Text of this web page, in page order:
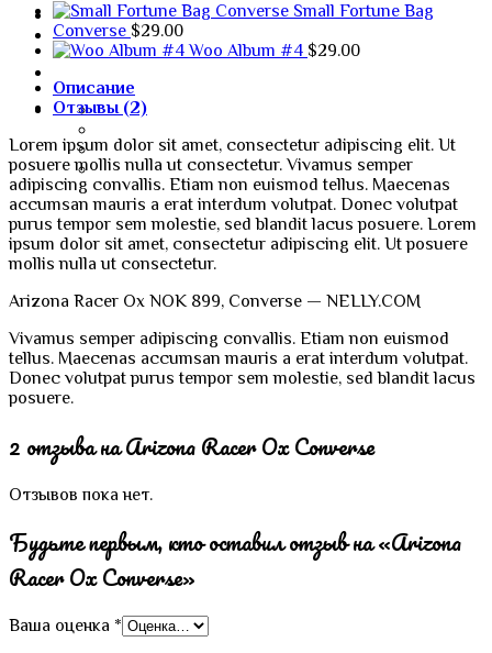
Small Fortune Bag
Converse $29.00
Woo Album #4 $29.00
Описание
Отзывы (2)
Lorem ipsum dolor sit amet, consectetur adipiscing elit. Ut
posuere mollis nulla ut consectetur. Vivamus semper
adipiscing convallis. Etiam non euismod tellus. Maecenas
accumsan mauris a erat interdum volutpat. Donec volutpat
purus tempor sem molestie, sed blandit lacus posuere. Lorem
ipsum dolor sit amet, consectetur adipiscing elit. Ut posuere
mollis nulla ut consectetur.
Arizona Racer Ox NOK 899, Converse — NELLY.COM
Vivamus semper adipiscing convallis. Etiam non euismod
tellus. Maecenas accumsan mauris a erat interdum volutpat.
Donec volutpat purus tempor sem molestie, sed blandit lacus
posuere.
2 отзыва наArizona Racer Ox Converse
Отзывов пока нет.
Будьте первым, кто оставил отзыв на «Arizona
Racer Ox Converse»
Ваша оценка *